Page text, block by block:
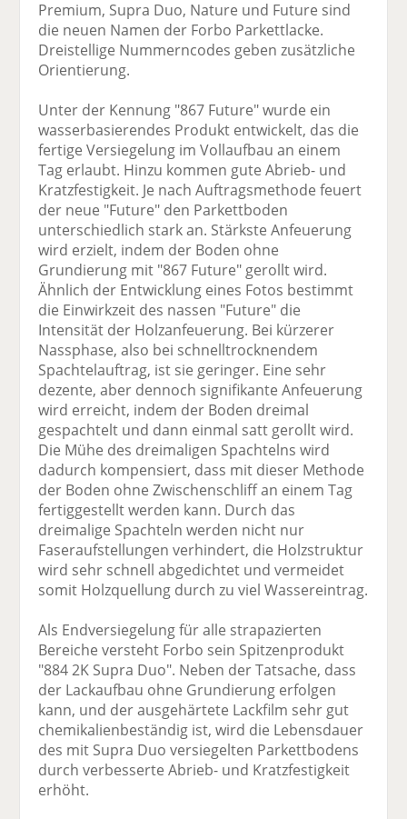
Premium, Supra Duo, Nature und Future sind
die neuen Namen der Forbo Parkettlacke.
Dreistellige Nummerncodes geben zusätzliche
Orientierung.
Unter der Kennung "867 Future" wurde ein
wasserbasierendes Produkt entwickelt, das die
fertige Versiegelung im Vollaufbau an einem
Tag erlaubt. Hinzu kommen gute Abrieb- und
Kratzfestigkeit. Je nach Auftragsmethode feuert
der neue "Future" den Parkettboden
unterschiedlich stark an. Stärkste Anfeuerung
wird erzielt, indem der Boden ohne
Grundierung mit "867 Future" gerollt wird.
Ähnlich der Entwicklung eines Fotos bestimmt
die Einwirkzeit des nassen "Future" die
Intensität der Holzanfeuerung. Bei kürzerer
Nassphase, also bei schnelltrocknendem
Spachtelauftrag, ist sie geringer. Eine sehr
dezente, aber dennoch signifikante Anfeuerung
wird erreicht, indem der Boden dreimal
gespachtelt und dann einmal satt gerollt wird.
Die Mühe des dreimaligen Spachtelns wird
dadurch kompensiert, dass mit dieser Methode
der Boden ohne Zwischenschliff an einem Tag
fertiggestellt werden kann. Durch das
dreimalige Spachteln werden nicht nur
Faseraufstellungen verhindert, die Holzstruktur
wird sehr schnell abgedichtet und vermeidet
somit Holzquellung durch zu viel Wassereintrag.
Als Endversiegelung für alle strapazierten
Bereiche versteht Forbo sein Spitzenprodukt
"884 2K Supra Duo". Neben der Tatsache, dass
der Lackaufbau ohne Grundierung erfolgen
kann, und der ausgehärtete Lackfilm sehr gut
chemikalienbeständig ist, wird die Lebensdauer
des mit Supra Duo versiegelten Parkettbodens
durch verbesserte Abrieb- und Kratzfestigkeit
erhöht.